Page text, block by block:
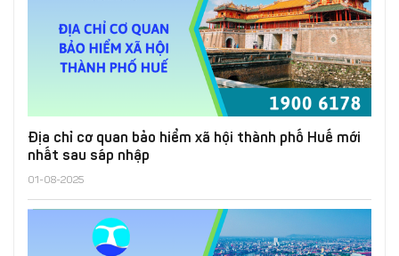
Địa chỉ cơ quan bảo hiểm xã hội thành phố Huế mới
nhất sau sáp nhập
01-08-2025